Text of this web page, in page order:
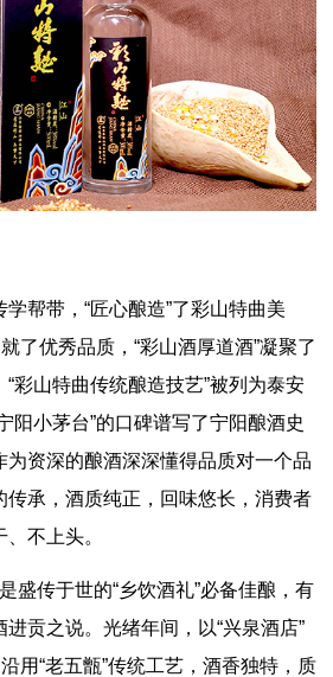
帮带，“匠心酿造”了彩山特曲美
了优秀品质，“彩山酒厚道酒”凝聚了
彩山特曲传统酿造技艺”被列为泰安
阳小茅台”的口碑谱写了宁阳酿酒史
为资深的酿酒深深懂得品质对一个品
传承，酒质纯正，回味悠长，消费者
不上头。
盛传于世的“乡饮酒礼”必备佳酿，有
贡之说。光绪年间，以“兴泉酒店”
用“老五甑”传统工艺，酒香独特，质